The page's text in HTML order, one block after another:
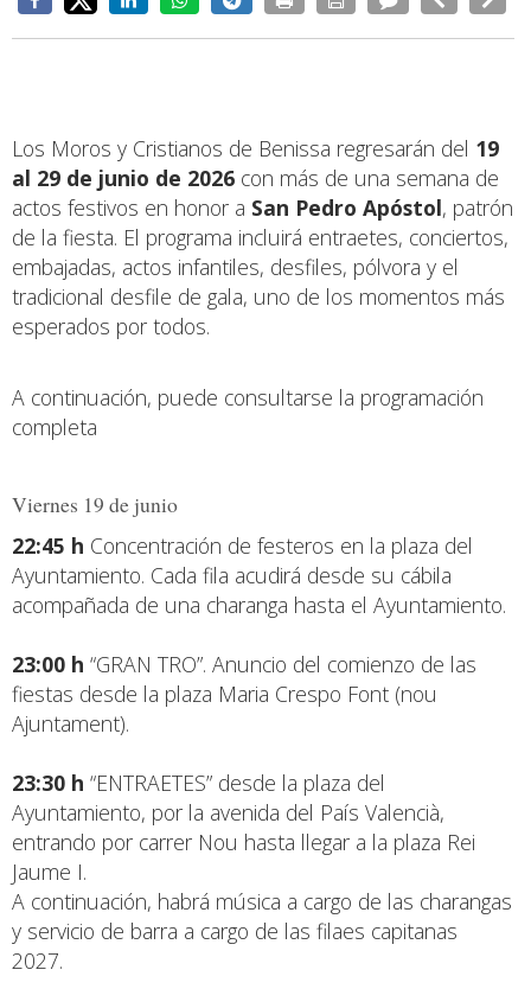
Los Moros y Cristianos de Benissa regresarán del 19
al 29 de junio de 2026 con más de una semana de
actos festivos en honor a San Pedro Apóstol, patrón
de la fiesta. El programa incluirá entraetes, conciertos,
embajadas, actos infantiles, desfiles, pólvora y el
tradicional desfile de gala, uno de los momentos más
esperados por todos.
A continuación, puede consultarse la programación
completa
Viernes 19 de junio
22:45 h Concentración de festeros en la plaza del
Ayuntamiento. Cada fila acudirá desde su cábila
acompañada de una charanga hasta el Ayuntamiento.
23:00 h “GRAN TRO”. Anuncio del comienzo de las
fiestas desde la plaza Maria Crespo Font (nou
Ajuntament).
23:30 h “ENTRAETES” desde la plaza del
Ayuntamiento, por la avenida del País Valencià,
entrando por carrer Nou hasta llegar a la plaza Rei
Jaume I.
A continuación, habrá música a cargo de las charangas
y servicio de barra a cargo de las filaes capitanas
2027.